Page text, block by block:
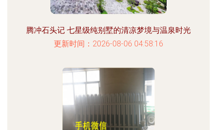
腾冲石头记 七星级纯别墅的清凉梦境与温泉时光
更新时间：2026-08-06 04:58:16